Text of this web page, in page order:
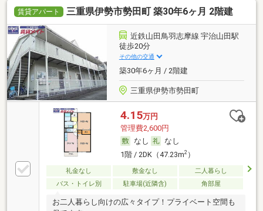
賃貸アパート 三重県伊勢市勢田町 築30年6ヶ月 2階建
近鉄山田鳥羽志摩線 宇治山田駅
徒歩20分
その他の交通
築30年6ヶ月 / 2階建
三重県伊勢市勢田町
4.15万円
管理費2,600円
なし
なし
1階 / 2DK（47.23m2）
礼金なし 敷金なし
二人暮らし
バス・トイレ別
駐車場(近隣含) 角部屋
お二人暮らし向けの広々タイプ！プライベート空間も